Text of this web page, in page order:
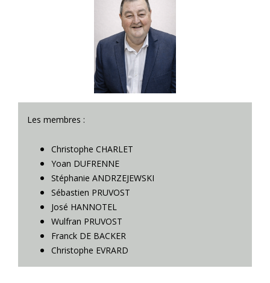
Les membres :
Christophe CHARLET
Yoan DUFRENNE
Stéphanie ANDRZEJEWSKI
Sébastien PRUVOST
José HANNOTEL
Wulfran PRUVOST
Franck DE BACKER
Christophe EVRARD